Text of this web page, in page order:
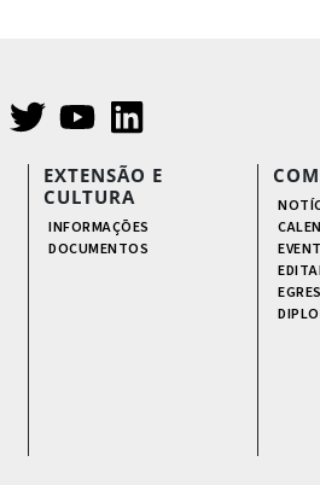
EXTENSÃO E
CULTURA
INFORMAÇÕES
DOCUMENTOS